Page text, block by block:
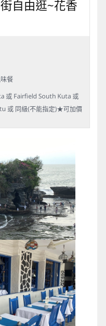
自由逛~花香
餐
或 Fairfield South Kuta 或
或 同級(不能指定)★可加價